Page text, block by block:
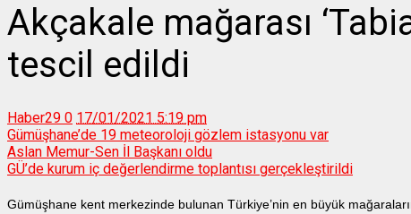
Akçakale mağarası
tescil edildi
Haber29 0 17/01/2021 5:19 pm
Gümüşhane’de 19 meteoroloji gözlem istasyonu var
Aslan Memur-Sen İl Başkanı oldu
GÜ’de kurum iç değerlendirme toplantısı gerçekleştirildi
Gümüşhane kent merkezinde bulunan Türkiye’nin en büyük